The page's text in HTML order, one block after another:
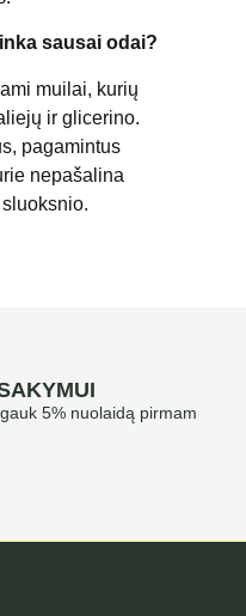
sausai odai?
muilai, kurių
ir glicerino.
pagamintus
nepašalina
5% nuolaidą pirmam